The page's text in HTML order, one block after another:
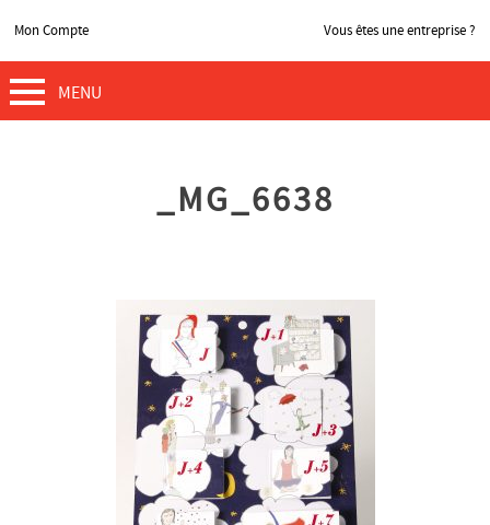
Mon Compte Vous êtes une entreprise ?
MENU
_MG_6638